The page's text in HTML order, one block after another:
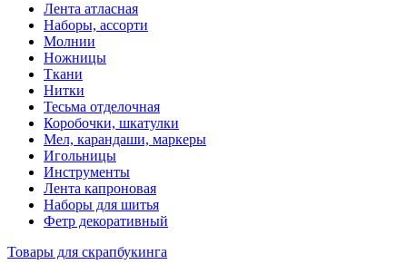
Лента атласная
Наборы, ассорти
Молнии
Ножницы
Ткани
Нитки
Тесьма отделочная
Коробочки, шкатулки
Мел, карандаши, маркеры
Игольницы
Инструменты
Лента капроновая
Наборы для шитья
Фетр декоративный
Товары для скрапбукинга